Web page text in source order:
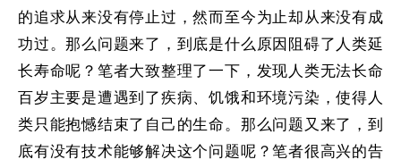
的追求从来没有停止过，然而至今为止却从来没有成
功过。那么问题来了，到底是什么原因阻碍了人类延
长寿命呢？笔者大致整理了一下，发现人类无法长命
百岁主要是遭遇到了疾病、饥饿和环境污染，使得人
类只能抱憾结束了自己的生命。那么问题又来了，到
底有没有技术能够解决这个问题呢？笔者很高兴的告